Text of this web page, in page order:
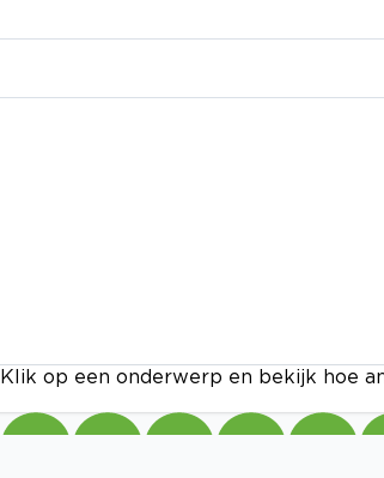
Klik op een onderwerp en bekijk hoe